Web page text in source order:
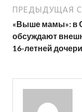
ПРЕДЫДУЩАЯ
«Выше мамы»: в
обсуждают
16-летней